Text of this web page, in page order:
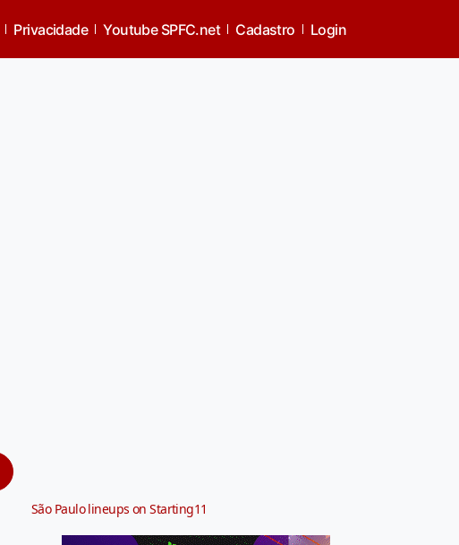
Privacidade Youtube SPFC.net Cadastro Login
São Paulo lineups on Starting11